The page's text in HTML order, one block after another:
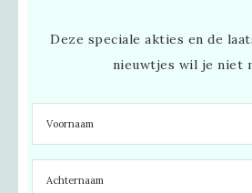
Deze speciale akties en de
nieuwtjes wil je niet